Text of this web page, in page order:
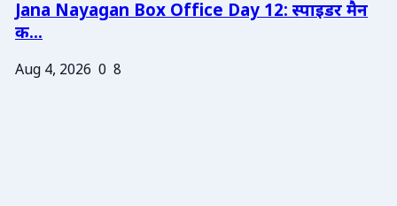
Jana Nayagan Box Office Day 12: स्पाइडर मैन
क...
Aug 4, 2026 0 8